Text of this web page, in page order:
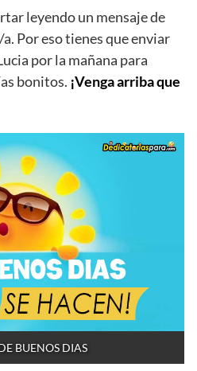
leyendo un mensaje de
Por eso tienes que enviar
por la mañana para
bonitos. ¡Venga arriba que
BUENOS DIAS